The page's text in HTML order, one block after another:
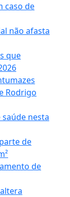
caso de
não afasta
que
Rodrigo
saúde nesta
de
de